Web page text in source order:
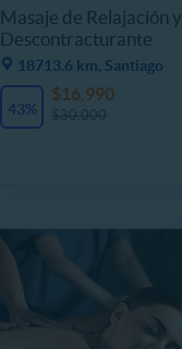
Masaje de Relajación y
Descontracturante
18713.6 km, Santiago
43%
$16.990